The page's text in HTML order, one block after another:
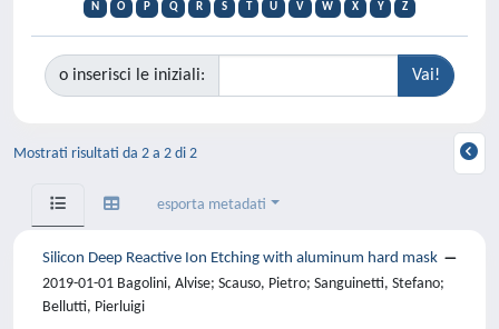
N
O P Q R S T U V W X Y Z
o inserisci le iniziali:
Mostrati risultati da 2 a 2 di 2
esporta metadati
Silicon Deep Reactive Ion Etching with aluminum hard mask
2019-01-01 Bagolini, Alvise; Scauso, Pietro; Sanguinetti, Stefano;
Bellutti, Pierluigi